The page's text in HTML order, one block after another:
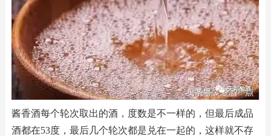
酱香酒每个轮次取出的酒，度数是不一样的，但最后成品
酒都在53度，最后几个轮次都是兑在一起的，这样就不存